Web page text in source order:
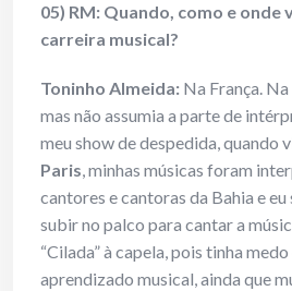
05) RM: Quando, como e onde
carreira musical?
Toninho Almeida: Na França.
mas não assumia a parte de
meu show de despedida, quando
Paris, minhas músicas foram
cantores e cantoras da Bahia e
subir no palco para cantar a
“Cilada” à capela, pois tinha
aprendizado musical, ainda que